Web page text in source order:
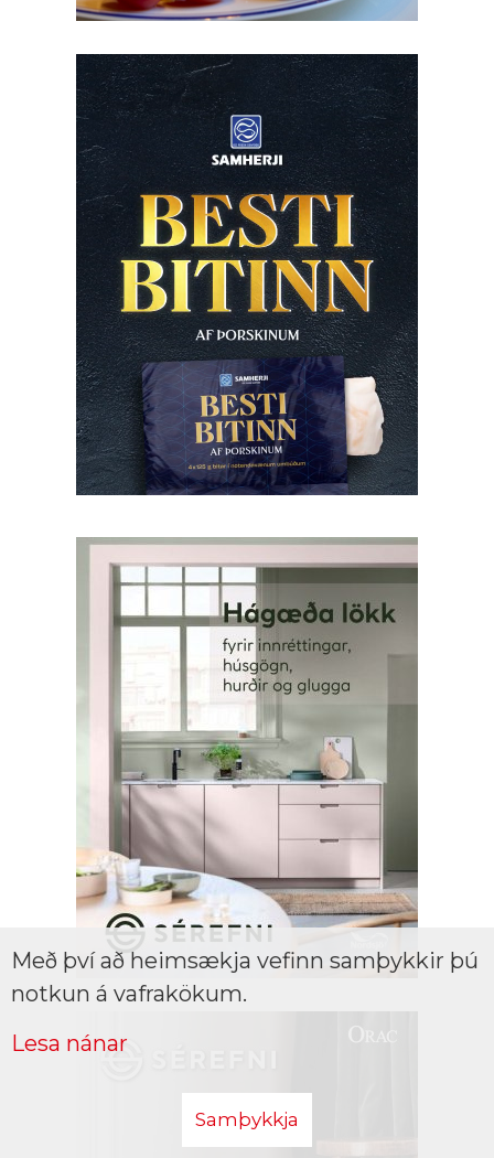
Með því að heimsækja vefinn samþykkir þú
notkun á vafrakökum.
Lesa nánar
Samþykkja